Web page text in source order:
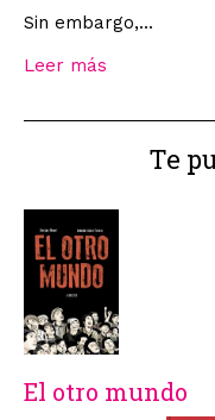
Sin embargo,...
Leer más
Te
El otro mundo